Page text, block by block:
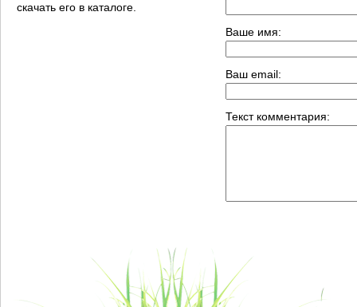
скачать его в каталоге.
Ваше имя:
Ваш email:
Текст комментария: